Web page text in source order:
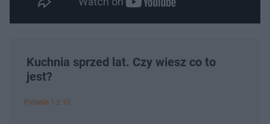
Kuchnia sprzed lat. Czy wiesz co to
jest?
Pytanie 1 z 10